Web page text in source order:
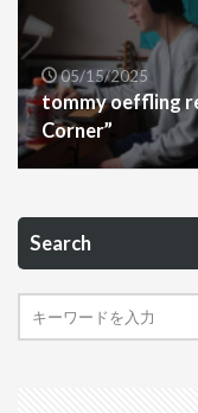
05/15/2025
tommy oeffling
Corner”
Search